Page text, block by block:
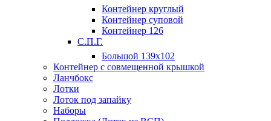
Контейнер круглый
Контейнер суповой
Контейнер 126
С.П.Г.
Большой 139х102
Контейнер с совмещенной крышкой
Ланчбокс
Лотки
Лоток под запайку
Наборы